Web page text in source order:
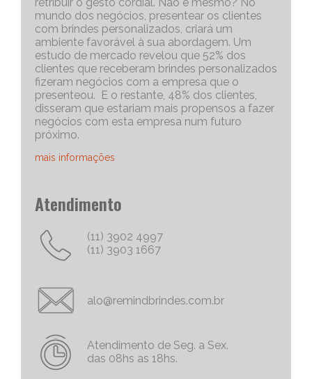
mundo dos negócios, presentear os clientes
com brindes personalizados, criará um
ambiente favorável à sua abordagem. Um
estudo de mercado revelou que 52% dos
clientes que receberam brindes personalizados
fizeram negócios com a empresa que o
presenteou. E o restante, 48% dos clientes,
disseram que estariam mais propensos a fazer
negócios com esta empresa num futuro
próximo.
mais informações
eficazes para iniciar uma conversa com um
corporativo, quanto mais exclusivo e
personalizado, melhor será o “quebra do gelo”,
e abrirá mais espaço para tratativas
Chame Mais Atenção com Brinde Corporativos
Personalizados Criativos
as nossas empresas e nossas marcas e
produtos. Não há uma palavra mais poderosa
no marketing do que a palavra
Atendimento
(11) 3902 4997
(11) 3903 1667
alo@remindbrindes.com.br
Atendimento de Seg. a Sex.
das 08hs as 18hs.